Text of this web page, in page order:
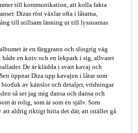
till kommunikation, att kolla fakta
Dizas röst växlar ofta i låtarna,
till stillsam läsning ut till lyssnarnas
är en färggrann och slingrig väg
både en kniv och en lekpark i sig, allvaret
De är klädda i svart kavaj och
öppnar Diza upp kavajen i låtar som
bioduk av känslor och detaljer, vridningar
så ser jag mig dansa och dansa och
är rolig, som är som en själv. Som
att aldrig riktigt hitta det där, att istället gå